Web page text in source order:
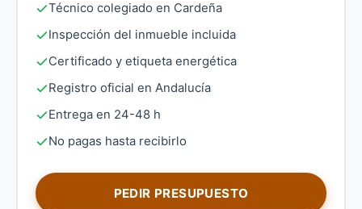
Técnico colegiado en Cardeña
Inspección del inmueble incluida
Certificado y etiqueta energética
Registro oficial en Andalucía
Entrega en 24-48 h
No pagas hasta recibirlo
PEDIR PRESUPUESTO